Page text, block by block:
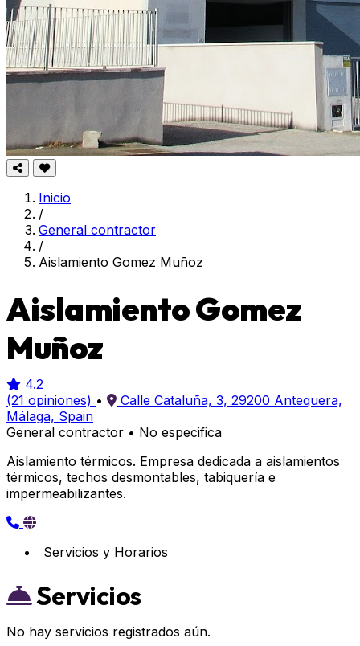
Inicio
/
General contractor
/
Aislamiento Gomez Muñoz
Aislamiento Gomez
Muñoz
4.2
(21 opiniones) •
Calle Cataluña, 3, 29200 Antequera,
Málaga, Spain
General contractor • No especifica
Aislamiento térmicos. Empresa dedicada a aislamientos
térmicos, techos desmontables, tabiquería e
impermeabilizantes.
Servicios y Horarios
Servicios
No hay servicios registrados aún.